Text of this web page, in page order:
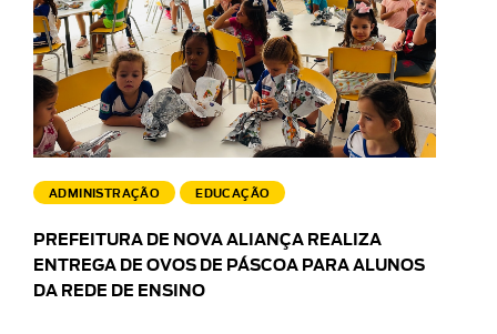
ADMINISTRAÇÃO EDUCAÇÃO
PREFEITURA DE NOVA ALIANÇA REALIZA
ENTREGA DE OVOS DE PÁSCOA PARA ALUNOS
DA REDE DE ENSINO